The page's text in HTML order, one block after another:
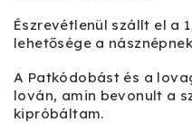
Észrevétlenül szállt el a
lehetősége a
A Patkódobást és a
lován, amin bevonult a
kipróbáltam.